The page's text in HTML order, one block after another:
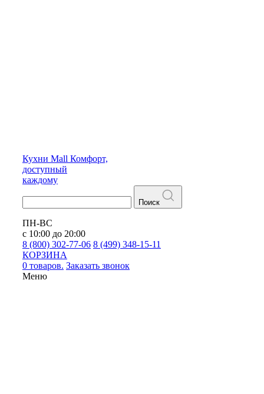
Кухни Mall Комфорт,
доступный
каждому
Поиск
ПН-ВС
с 10:00 до 20:00
8 (800) 302-77-06 8 (499) 348-15-11
КОРЗИНА
0 товаров. Заказать звонок
Меню